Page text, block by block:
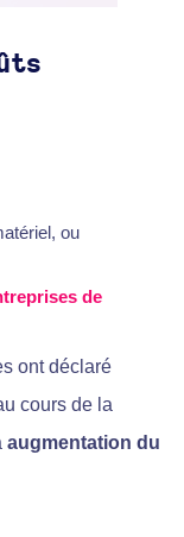
ou
de
ont déclaré
cours de la
augmentation du